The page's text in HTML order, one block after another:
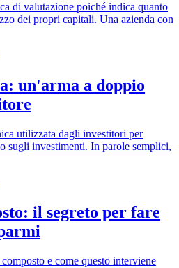
di valutazione poiché indica quanto
dei propri capitali. Una azienda con
un'arma a doppio
utilizzata dagli investitori per
sugli investimenti. In parole semplici,
il segreto per fare
e come questo interviene